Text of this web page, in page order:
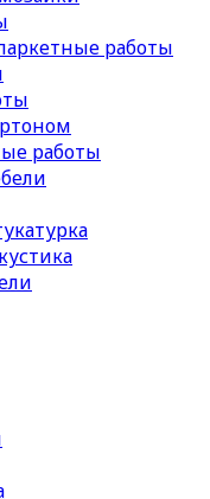
работы
работы